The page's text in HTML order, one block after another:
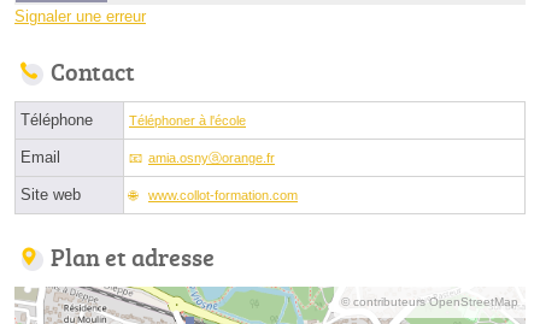
Signaler une erreur
Contact
Téléphone Téléphoner à l'école
Email amia.osnyⓐorange.fr
Site web www.collot-formation.com
Plan et adresse
© contributeurs OpenStreetMap